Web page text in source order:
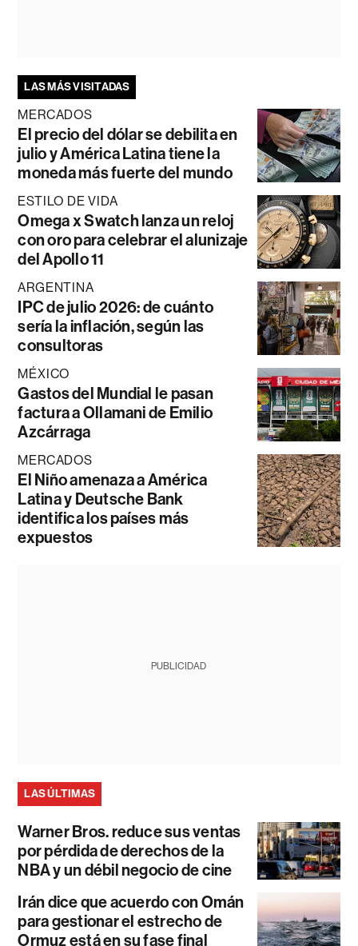
LAS MÁS VISITADAS
MERCADOS
El precio del dólar se debilita en
julio y América Latina tiene la
moneda más fuerte del mundo
ESTILO DE VIDA
Omega x Swatch lanza un reloj
con oro para celebrar el alunizaje
del Apollo 11
ARGENTINA
IPC de julio 2026: de cuánto
sería la inflación, según las
consultoras
MÉXICO
Gastos del Mundial le pasan
factura a Ollamani de Emilio
Azcárraga
MERCADOS
El Niño amenaza a América
Latina y Deutsche Bank
identifica los países más
expuestos
PUBLICIDAD
LAS ÚLTIMAS
Warner Bros. reduce sus ventas
por pérdida de derechos de la
NBA y un débil negocio de cine
Irán dice que acuerdo con Omán
para gestionar el estrecho de
Ormuz está en su fase final